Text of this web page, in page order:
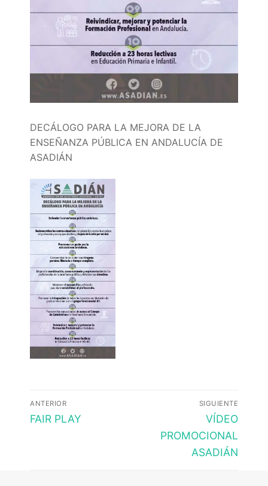
DECÁLOGO PARA LA MEJORA DE LA
ENSEÑANZA PÚBLICA EN ANDALUCÍA DE
ASADIÁN
Navegación
de
ANTERIOR
Entrada
FAIR PLAY
SIGUIENTE
Entrada
siguiente:
VÍDEO
PROMOCIONAL
ASADIÁN